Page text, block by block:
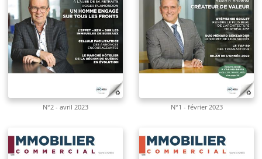
N°2 - avril 2023 N°1 - février 2023